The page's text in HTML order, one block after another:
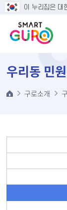
이 누리집은 대
우리동 민원
구로소개